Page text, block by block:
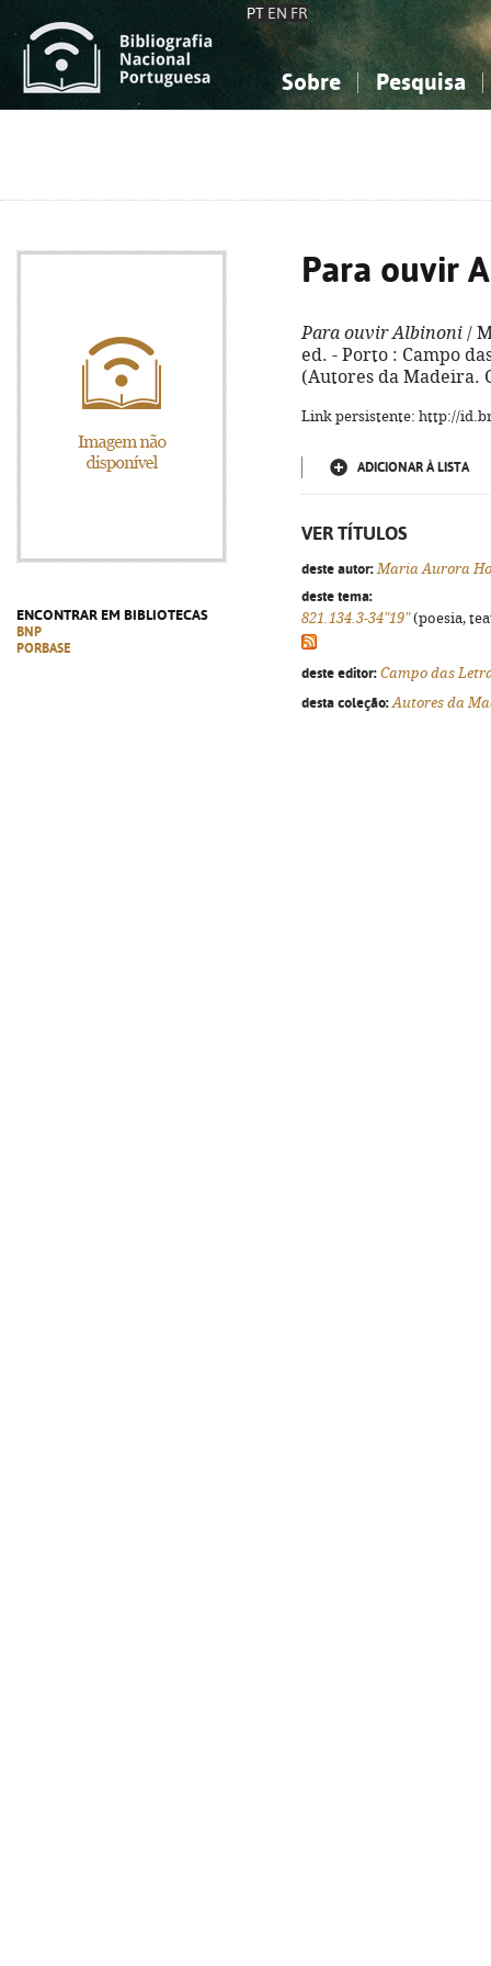
PT EN FR
Sobre Pesquisa
ENCONTRAR EM BIBLIOTECAS
BNP
PORBASE
Para ouvir
Para ouvir Albinoni /
ed. - Porto : Campo
(Autores da Madeira.
Link persistente: http://
ADICIONAR À LISTA
VER TÍTULOS
deste autor: Maria Aurora
deste tema:
821.134.3-34"19"(poesia,
deste editor: Campo das
desta coleção: Autores da